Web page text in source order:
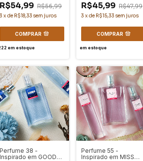
R$54,99 R$56,99
3 xde R$18,33 sem juros
COMPRAR
em estoque
R$45,99 R$47,99
3 xde R$15,33 sem juros
COMPRAR
em estoque
Perfume 38 -
Inspirado em GOOD
Perfume 55 -
Inspirado em MISS